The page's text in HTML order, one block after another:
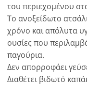
του περιεχομένου
Το ανοξείδωτο
χρόνο και απόλυτα
ουσίες που
παγούρια.
Δεν απορροφάει
Διαθέτει βιδωτό